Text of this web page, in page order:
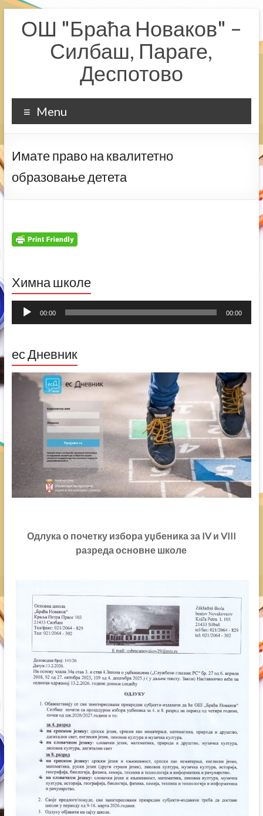
contentОШ "Браћа Новаков" –
Силбаш, Параге,
Деспотово
Menu
Имате право на квалитетно
образовање детета
Химна школе
Прегледач
звучних00:00 00:00
ес Дневник
Одлука о почетку избора уџбеника за IV и VIII
разреда основне школе